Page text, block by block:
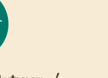
」を開催します
合員感謝の集い」開